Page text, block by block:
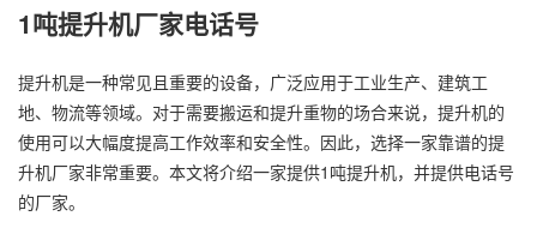
1吨提升机厂家电话号
提升机是一种常见且重要的设备，广泛应用于工业生产、建筑工
地、物流等领域。对于需要搬运和提升重物的场合来说，提升机的
使用可以大幅度提高工作效率和安全性。因此，选择一家靠谱的提
升机厂家非常重要。本文将介绍一家提供1吨提升机，并提供电话号
的厂家。